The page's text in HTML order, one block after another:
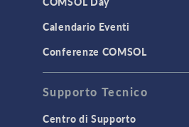
Calendario Eventi
Conferenze COMSOL
Supporto Tecnico
Centro di Supporto